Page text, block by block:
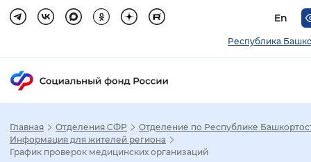
En
Республика
Главная Отделения СФР
Отделение по Республике
Информация для жителей региона
График проверок медицинских организаций